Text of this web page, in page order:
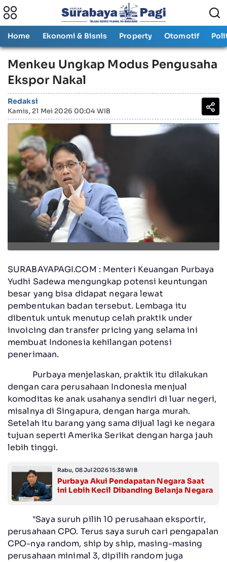
Home Ekonomi & Bisnis Property Otomotif
Menkeu Ungkap Modus Pengusaha
Ekspor Nakal
Redaksi
Kamis, 21 Mei 2026 00:04 WIB
SURABAYAPAGI.COM : Menteri Keuangan Purbaya
Yudhi Sadewa mengungkap potensi keuntungan
besar yang bisa didapat negara lewat
pembentukan badan tersebut. Lembaga itu
dibentuk untuk menutup celah praktik under
invoicing dan transfer pricing yang selama ini
membuat Indonesia kehilangan potensi
penerimaan.
Purbaya menjelaskan, praktik itu dilakukan
dengan cara perusahaan Indonesia menjual
komoditas ke anak usahanya sendiri di luar negeri,
misalnya di Singapura, dengan harga murah.
Setelah itu barang yang sama dijual lagi ke negara
tujuan seperti Amerika Serikat dengan harga jauh
lebih tinggi.
Rabu, 08 Jul 2026 15:38 WIB
Purbaya Akui Pendapatan Negara Saat
ini Lebih Kecil Dibanding Belanja Negara
"Saya suruh pilih 10 perusahaan eksportir,
perusahaan CPO. Terus saya suruh cari pengapalan
CPO-nya random, ship by ship, masing-masing
perusahaan minimal 3, dipilih random juga